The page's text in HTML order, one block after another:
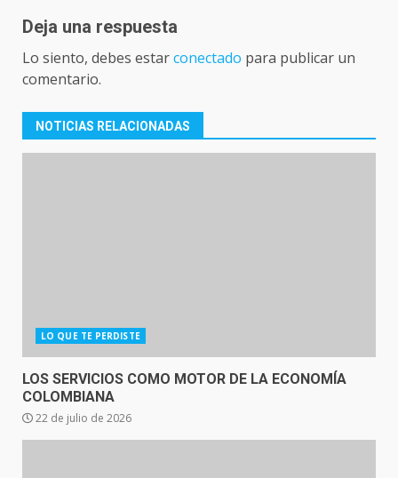
Deja una respuesta
Lo siento, debes estarconectado para publicar un
comentario.
NOTICIAS RELACIONADAS
LO QUE TE PERDISTE
LOS SERVICIOS COMO MOTOR DE LA ECONOMÍA
COLOMBIANA
22 de julio de 2026